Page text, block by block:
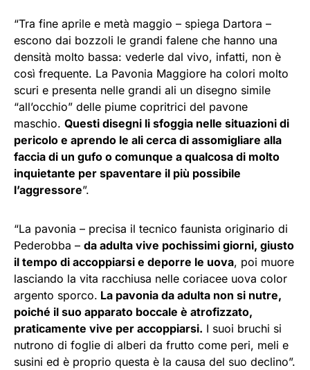
“Tra fine aprile e metà maggio – spiega Dartora –
escono dai bozzoli le grandi falene che hanno una
densità molto bassa: vederle dal vivo, infatti, non è
così frequente. La Pavonia Maggiore ha colori molto
scuri e presenta nelle grandi ali un disegno simile
“all’occhio” delle piume copritrici del pavone
maschio. Questi disegni li sfoggia nelle situazioni di
pericolo e aprendo le ali cerca di assomigliare alla
faccia di un gufo o comunque a qualcosa di molto
inquietante per spaventare il più possibile
l’aggressore”.
“La pavonia – precisa il tecnico faunista originario di
Pederobba – da adulta vive pochissimi giorni, giusto
il tempo di accoppiarsi e deporre le uova, poi muore
lasciando la vita racchiusa nelle coriacee uova color
argento sporco. La pavonia da adulta non si nutre,
poiché il suo apparato boccale è atrofizzato,
praticamente vive per accoppiarsi. I suoi bruchi si
nutrono di foglie di alberi da frutto come peri, meli e
susini ed è proprio questa è la causa del suo declino”.